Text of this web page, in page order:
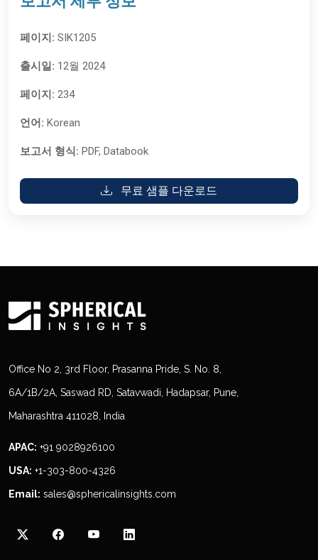
페이지: SIK1205
출시일: 12월 2024
페이지: 234
언어: Korean
보고서 형식: PDF, Databook
무료 샘플 다운로드
Office No 2, 3rd Floor, Prasanna Pride, S. No. 8,
6A/1B/2A, Saswad RD, Satavwadi, Hadapsar, Pune,
Maharashtra 411028, India
APAC: +91 9028926100
USA: +1-303-800-4326
Email: sales@sphericalinsights.com